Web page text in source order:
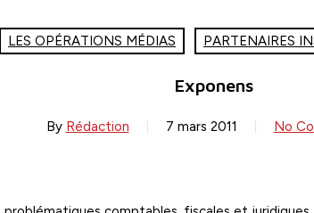
LES OPÉRATIONS MÉDIAS PARTENAIRES
Exponens
By Rédaction 7 mars 2011 No